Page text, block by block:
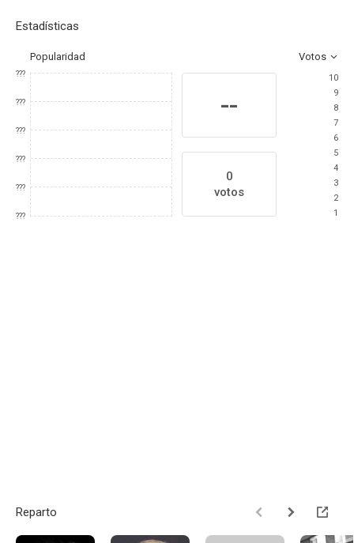
Estadísticas
Popularidad Votos
???
???
???
???
???
???
--
0
votos
10
9
8
7
6
5
4
3
2
1
Reparto